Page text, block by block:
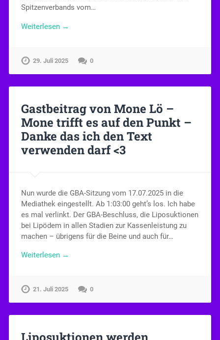
Spitzenverbands vom…
Weiterlesen →
29. Juli 2025 0
Gastbeitrag von Mone Lö –
Mone trifft es auf den Punkt –
Danke das ich den Text
verwenden darf <3
Nun wurde die GBA-Sitzung vom 17.07.2025 in die
Mediathek eingestellt. Ab 1:03:00 geht’s los. Ich habe
es mal verlinkt. Der GBA-Beschluss, die Liposuktionen
bei Lipödem in allen Stadien zur Kassenleistung zu
machen – übrigens für die Beine und auch für…
Weiterlesen →
21. Juli 2025 0